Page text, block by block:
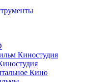
Киностудия
Кино